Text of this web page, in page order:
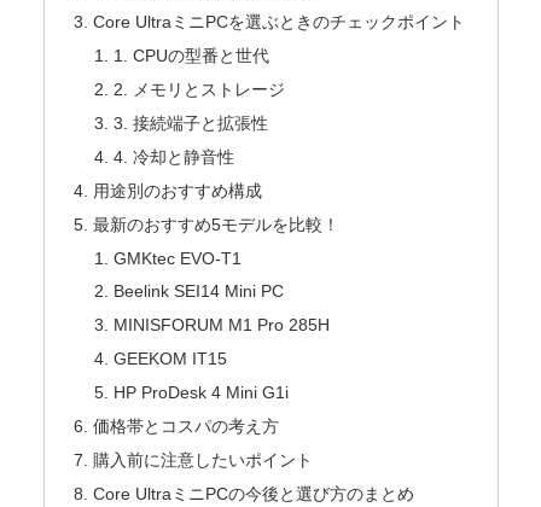
Core UltraミニPCを選ぶときのチェックポイント
1. CPUの型番と世代
2. メモリとストレージ
3. 接続端子と拡張性
4. 冷却と静音性
用途別のおすすめ構成
最新のおすすめ5モデルを比較！
GMKtec EVO-T1
Beelink SEI14 Mini PC
MINISFORUM M1 Pro 285H
GEEKOM IT15
HP ProDesk 4 Mini G1i
価格帯とコスパの考え方
購入前に注意したいポイント
Core UltraミニPCの今後と選び方のまとめ